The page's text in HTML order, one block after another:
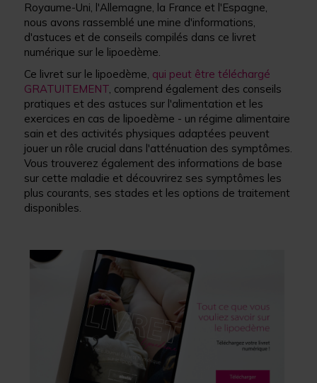
Royaume-Uni, l'Allemagne, la France et l'Espagne,
nous avons rassemblé une mine d'informations,
d'astuces et de conseils compilés dans ce livret
numérique sur le lipoedème.
Ce livret sur le lipoedème, qui peut être téléchargé
GRATUITEMENT, comprend également des conseils
pratiques et des astuces sur l'alimentation et les
exercices en cas de lipoedème - un régime alimentaire
sain et des activités physiques adaptées peuvent
jouer un rôle crucial dans l'atténuation des symptômes.
Vous trouverez également des informations de base
sur cette maladie et découvrirez ses symptômes les
plus courants, ses stades et les options de traitement
disponibles.